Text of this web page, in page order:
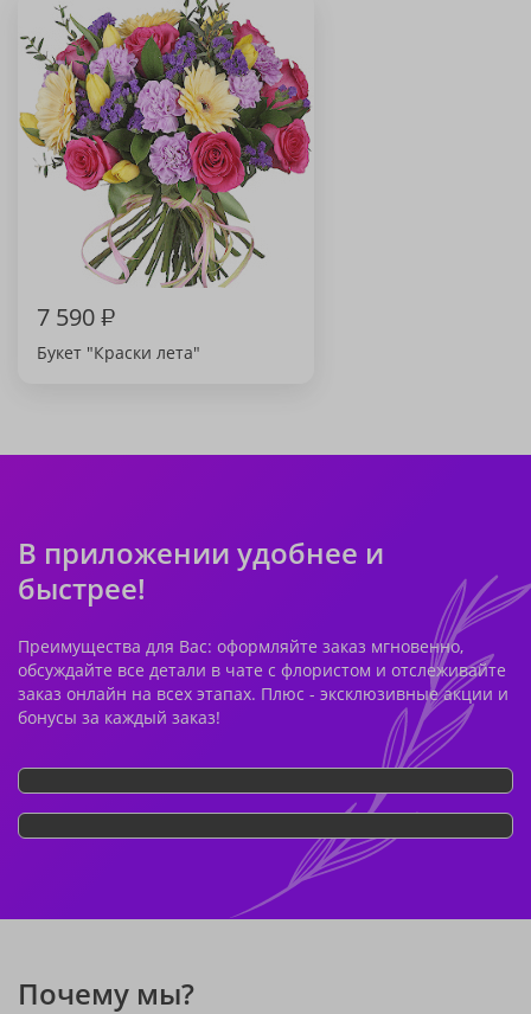
7 590₽
Букет "Краски лета"
В приложении удобнее и
быстрее!
Преимущества для Вас: оформляйте заказ мгновенно,
обсуждайте все детали в чате с флористом и отслеживайте
заказ онлайн на всех этапах. Плюс - эксклюзивные акции и
бонусы за каждый заказ!
Почему мы?